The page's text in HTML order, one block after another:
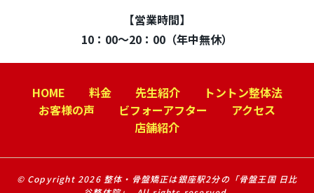
【営業時間】
10：00～20：00（年中無休）
HOME 料金 先生紹介
トントン整体法
お客様の声
ビフォーアフター
アクセス
店舗紹介
© Copyright 2026 整体・骨盤矯正は銀座駅2分の「骨盤王国 日比